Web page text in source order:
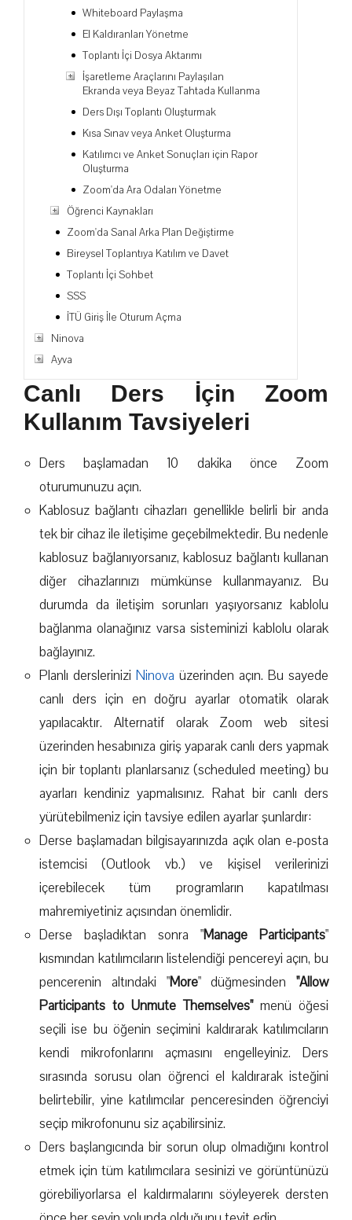
Whiteboard Paylaşma
El Kaldıranları Yönetme
Toplantı İçi Dosya Aktarımı
İşaretleme Araçlarını Paylaşılan
Ekranda veya Beyaz Tahtada Kullanma
Ders Dışı Toplantı Oluşturmak
Kısa Sınav veya Anket Oluşturma
Katılımcı ve Anket Sonuçları için Rapor
Oluşturma
Zoom'da Ara Odaları Yönetme
Öğrenci Kaynakları
Zoom'da Sanal Arka Plan Değiştirme
Bireysel Toplantıya Katılım ve Davet
Toplantı İçi Sohbet
SSS
İTÜ Giriş İle Oturum Açma
Ninova
Ayva
Canlı Ders İçin Zoom
Kullanım Tavsiyeleri
Ders başlamadan 10 dakika önce Zoom
oturumunuzu açın.
Kablosuz bağlantı cihazları genellikle belirli bir anda
tek bir cihaz ile iletişime geçebilmektedir. Bu nedenle
kablosuz bağlanıyorsanız, kablosuz bağlantı kullanan
diğer cihazlarınızı mümkünse kullanmayanız. Bu
durumda da iletişim sorunları yaşıyorsanız kablolu
bağlanma olanağınız varsa sisteminizi kablolu olarak
bağlayınız.
Planlı derslerinizi Ninova üzerinden açın. Bu sayede
canlı ders için en doğru ayarlar otomatik olarak
yapılacaktır. Alternatif olarak Zoom web sitesi
üzerinden hesabınıza giriş yaparak canlı ders yapmak
için bir toplantı planlarsanız (scheduled meeting) bu
ayarları kendiniz yapmalısınız. Rahat bir canlı ders
yürütebilmeniz için tavsiye edilen ayarlar şunlardır:
Derse başlamadan bilgisayarınızda açık olan e-posta
istemcisi (Outlook vb.) ve kişisel verilerinizi
içerebilecek tüm programların kapatılması
mahremiyetiniz açısından önemlidir.
Derse başladıktan sonra "Manage Participants"
kısmından katılımcıların listelendiği pencereyi açın, bu
pencerenin altındaki "More" düğmesinden "Allow
Participants to Unmute Themselves"menü öğesi
seçili ise bu öğenin seçimini kaldırarak katılımcıların
kendi mikrofonlarını açmasını engelleyiniz. Ders
sırasında sorusu olan öğrenci el kaldırarak isteğini
belirtebilir, yine katılımcılar penceresinden öğrenciyi
seçip mikrofonunu siz açabilirsiniz.
Ders başlangıcında bir sorun olup olmadığını kontrol
etmek için tüm katılımcılara sesinizi ve görüntünüzü
görebiliyorlarsa el kaldırmalarını söyleyerek dersten